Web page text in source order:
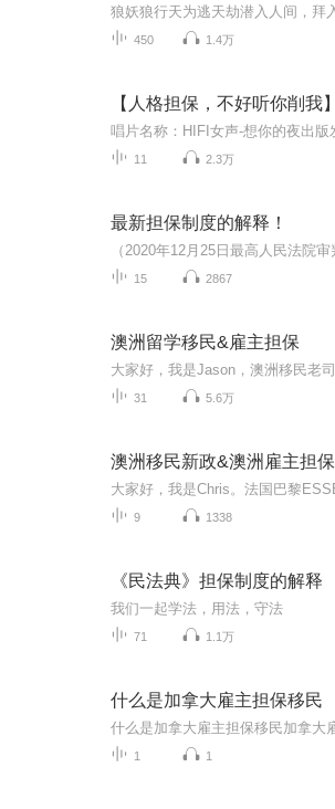
450 1.4万
11 2.3万
最新担保制度的解释！
15 2867
澳洲留学移民&雇主担保
31 5.6万
澳洲移民新政&澳洲雇主担保
9 1338
《民法典》担保制度的解释
我们一起学法，用法，守法
71 1.1万
什么是加拿大雇主担保移民
1 1